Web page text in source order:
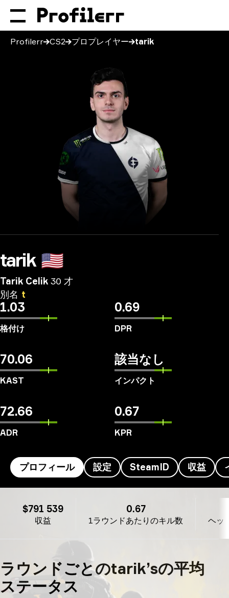
Profilerr CS2 プロプレイヤー tarik
tarik 🇺🇸
Tarik Celik 30 才
別名 t
1.03
格付け
0.69
DPR
70.06
KAST
該当なし
インパクト
72.66
ADR
0.67
KPR
プロフィール 設定 SteamID 収益
収益
$791 539
1ラウンドあたりのキル数
0.67
ヘッ
ラウンドごとのtarik’sの平均
ステータス